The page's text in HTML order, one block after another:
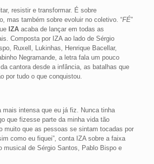
resistir e transformar. É sobre
mas também sobre evoluir no coletivo. “FÉ”
IZAacaba de lançar em todas as
Composta por IZA ao lado de Sérgio
Ruxell, Lukinhas, Henrique Bacellar,
Negramande, a letra fala um pouco
cantora desde a infância, as batalhas que
por tudo o que conquistou.
mais intensa que eu já fiz. Nunca tinha
que fizesse parte da minha vida tão
muito que as pessoas se sintam tocadas por
como eu fiquei”, conta IZA sobre a faixa
musical de Sérgio Santos, Pablo Bispo e